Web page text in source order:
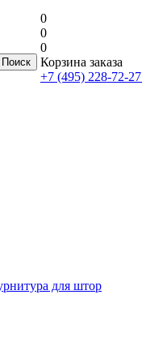
0
0
0
Корзина заказа
+7 (495) 228-72-27
для штор